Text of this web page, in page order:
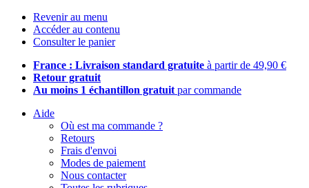
Revenir au menu
Accéder au contenu
Consulter le panier
France : Livraison standard gratuite à partir de 49,90 €
Retour gratuit
Au moins 1 échantillon gratuit par commande
Aide
Où est ma commande ?
Retours
Frais d'envoi
Modes de paiement
Nous contacter